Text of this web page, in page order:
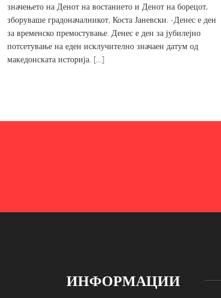
значењето на Денот на востанието и Денот на борецот,
зборуваше градоначалникот, Коста Јаневски. -Денес е ден
за временско премостување. Денес е ден за јубилејно
потсетување на еден исклучително значаен датум од
македонската историја. […]
ИНФОРМАЦИИ